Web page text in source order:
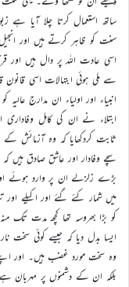
ساتھ استعمال کرتا چلا آیا ہے
سنت کو ظاہر کرتے ہیں اور
اسی عادت اللہ پر دال ہیں اور
سے ملی ہوئی ابتہالات اسی
انبیاء اور اولیاء ان مدارج
ابتلاء نے ان کی کامل
ثابت کردکھایا کہ وہ آزمائش
سچے وفادار اور عاشق صادق ہیں
بڑے زلزلے ان پر وارد ہوئے
میں شمار کئے گئے اور اکیلے
کو بڑا بھروسہ تھا کچھ مدت تک منہ
ایسا بدل دیا کہ جیسے کوئی سخت
وہ سخت مورد غضب ہیں۔ اور اپنے
بلکہ ان کے دشمنوں پر مہربان